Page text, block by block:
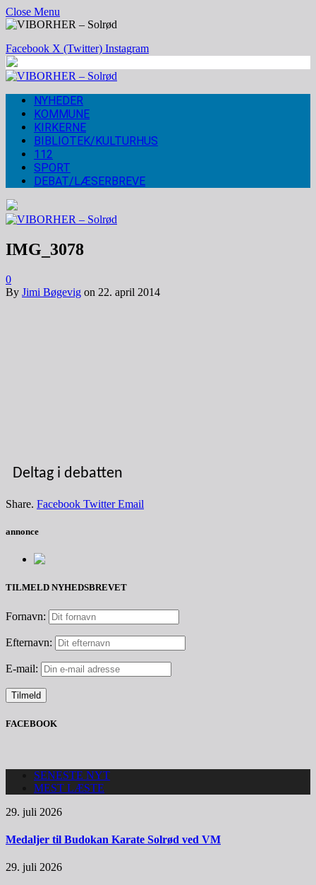
Close Menu
Facebook X (Twitter) Instagram
NYHEDER
KOMMUNE
KIRKERNE
BIBLIOTEK/KULTURHUS
112
SPORT
DEBAT/LÆSERBREVE
IMG_3078
0
By Jimi Bøgevig on 22. april 2014
Deltag i debatten
Share. Facebook Twitter Email
annonce
TILMELD NYHEDSBREVET
Fornavn:
Efternavn:
E-mail:
FACEBOOK
SENESTE NYT
MEST LÆSTE
29. juli 2026
Medaljer til Budokan Karate Solrød ved VM
29. juli 2026